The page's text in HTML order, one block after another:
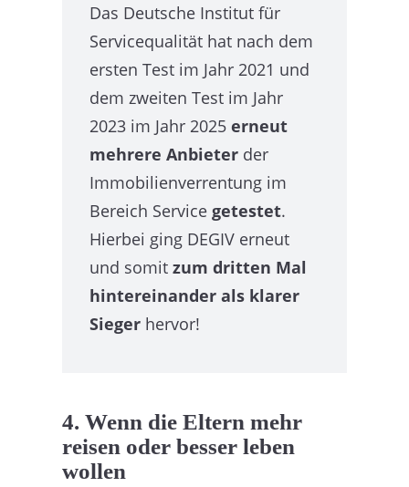
Das Deutsche Institut für
Servicequalität hat nach dem
ersten Test im Jahr 2021 und
dem zweiten Test im Jahr
2023 im Jahr 2025 erneut
mehrere Anbieter der
Immobilienverrentung im
Bereich Service getestet.
Hierbei ging DEGIV erneut
und somit zum dritten Mal
hintereinander als klarer
Sieger hervor!
4. Wenn die Eltern mehr
reisen oder besser leben
wollen